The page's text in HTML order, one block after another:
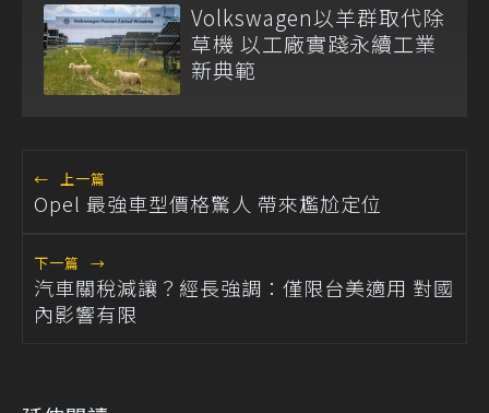
Volkswagen以羊群取代除
草機 以工廠實踐永續工業
新典範
← 上一篇
Opel 最強車型價格驚人 帶來尷尬定位
下一篇 →
汽車關稅減讓？經長強調：僅限台美適用 對國
內影響有限